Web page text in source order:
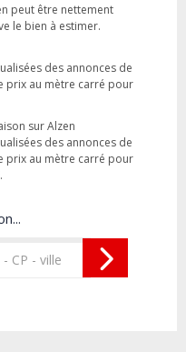
peut être nettement
le bien à estimer.
des annonces de
prix au mètre carré pour
sur Alzen
des annonces de
prix au mètre carré pour
.